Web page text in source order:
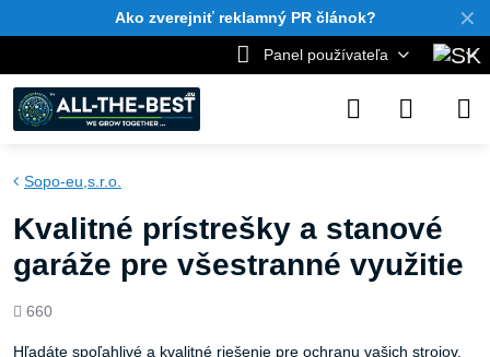
✕
Ako zverejniť reklamný PR článok?
Panel používateľa
Sopo-eu,s.r.o.
Kvalitné prístrešky a stanové
garáže pre všestranné využitie
Počet
660
Hľadáte spoľahlivé a kvalitné riešenie pre ochranu vašich strojov,